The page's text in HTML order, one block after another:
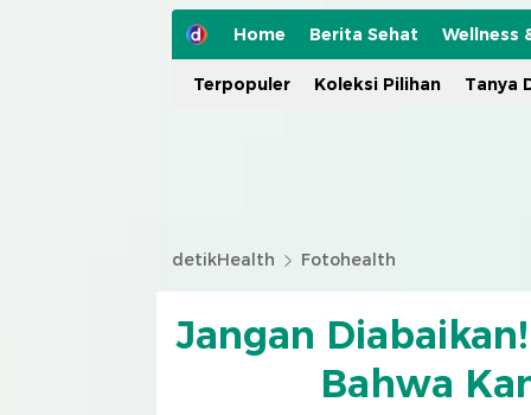
Home Berita Sehat Wellness
Terpopuler Koleksi Pilihan Tanya
detikHealth Fotohealth
Jangan
Bahwa